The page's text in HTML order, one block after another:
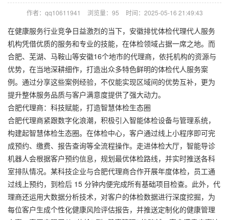
作者：qq10611941 浏览量：95 时间：2025-05-16 21:49:43
在健康服务行业竞争日益激烈的当下，安徽排忧体检代理代人服务
机构凭借优质的服务和专业的技能，在体检领域占据一席之地。而
合肥、芜湖、马鞍山等安徽16个地市的代理商，依托机构的资源与
优势，在当地深耕细作，打造出众多特色鲜明的体检代人服务案
例。通过分享这些案例经验，不仅能实现区域间的优势互补，更为
提升整体服务品质与客户满意度提供了强大动力。
合肥代理商：科技赋能，打造智慧体检生态圈
合肥代理商紧跟数字化浪潮，积极引入智能体检设备与管理系统，
构建起智慧体检生态圈。在体检中心，客户通过线上小程序即可完
成预约、缴费、报告查询等全流程操作。走进体检大厅，智能导诊
机器人会根据客户预约信息，规划最优体检路线，并实时推送各科
室排队情况。某科技企业与合肥代理商合作开展年度体检，员工通
过线上预约，到检后 15 分钟内便完成所有基础项目检查。此外，代
理商还运用大数据分析技术，对客户的体检数据进行深度挖掘，为
每位客户生成个性化健康风险评估报告，并推送定制化的健康管理